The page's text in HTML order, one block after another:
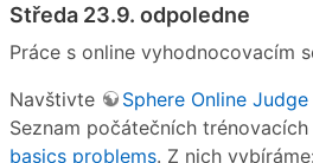
Středa 23.9. odpoledne
Práce s online vyhodnocovacím
Navštivte
Sphere Online Judge
Seznam počátečních
basics problems. Z nich vybíráme: